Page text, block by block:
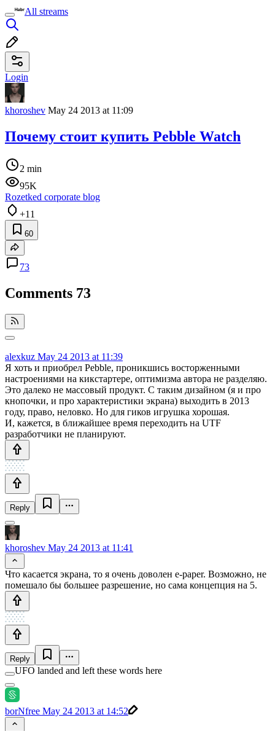
All streams
Login
khoroshev May 24 2013 at 11:09
Почему стоит купить Pebble Watch
2 min
95K
Rozetked corporate blog
+11
60
73
Comments 73
alexkuz May 24 2013 at 11:39
Я хоть и приобрел Pebble, проникшись восторженными
настроениями на кикстартере, оптимизма автора не разделяю.
Это далеко не массовый продукт. С таким дизайном (я и про
кнопочки, и про характеристики экрана) выходить в 2013
году, право, неловко. Но для гиков игрушка хорошая.
И, кажется, в ближайшее время переходить на UTF
разработчики не планируют.
Reply
khoroshev May 24 2013 at 11:41
Что касается экрана, то я очень доволен e-paper. Возможно, не
помешало бы большее разрешение, но сама концепция на 5.
Reply
UFO landed and left these words here
borNfree May 24 2013 at 14:52